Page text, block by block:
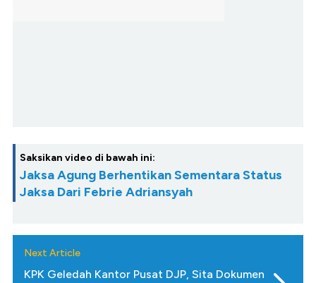
Saksikan video di bawah ini:
Jaksa Agung Berhentikan Sementara Status
Jaksa Dari Febrie Adriansyah
Next Article
KPK Geledah Kantor Pusat DJP, Sita Dokumen